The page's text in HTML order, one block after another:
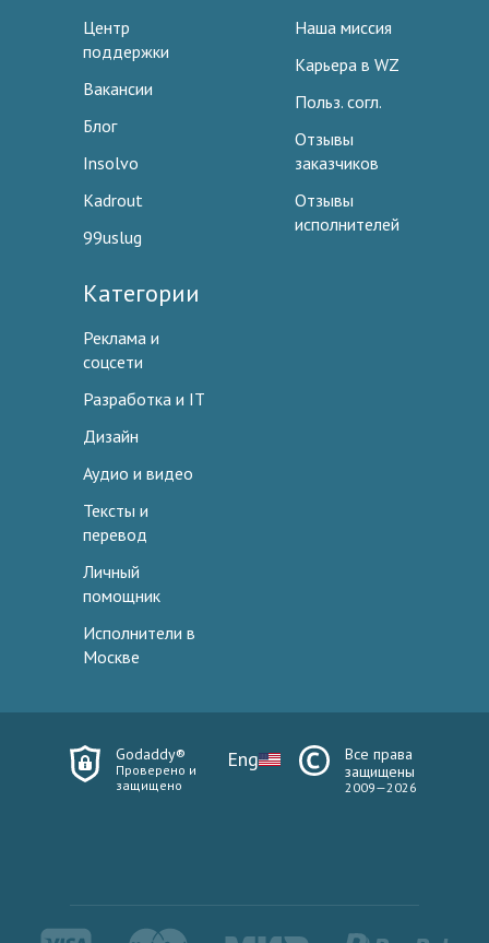
Центр
поддержки
Вакансии
Блог
Insolvo
Kadrout
99uslug
Наша миссия
Карьера в WZ
Польз. согл.
Отзывы
заказчиков
Отзывы
исполнителей
Категории
Реклама и
соцсети
Разработка и IT
Дизайн
Аудио и видео
Тексты и
перевод
Личный
помощник
Исполнители в
Москве
Godaddy®
Проверено и
защищено
Eng
Все права
защищены
2009—2026